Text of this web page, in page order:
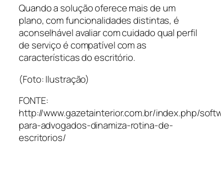
Quando a solução oferece mais de um
plano, com funcionalidades distintas, é
aconselhável avaliar com cuidado qual perfil
de serviço é compatível com as
características do escritório.
(Foto: Ilustração)
FONTE:
http://www.gazetainterior.com.br/index.php/
para-advogados-dinamiza-rotina-de-
escritorios/